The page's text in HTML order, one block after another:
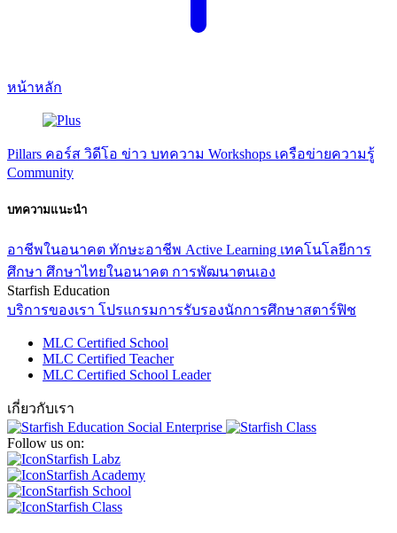
หน้าหลัก
Pillars คอร์ส วิดีโอ ข่าว บทความ Workshops เครือข่ายความรู้
Community
บทความแนะนำ
อาชีพในอนาคต ทักษะอาชีพ Active Learning เทคโนโลยีการ
ศึกษา ศึกษาไทยในอนาคต การพัฒนาตนเอง
Starfish Education
บริการของเรา โปรแกรมการรับรองนักการศึกษาสตาร์ฟิช
MLC Certified School
MLC Certified Teacher
MLC Certified School Leader
เกี่ยวกับเรา
Follow us on:
Starfish Labz
Starfish Academy
Starfish School
Starfish Class